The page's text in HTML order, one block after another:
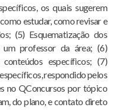
os quais sugerem
estudar, como revisar e
(5) Esquematização dos
um professor da área; (6)
específicos; (7)
respondido pelos
no QConcursos por tópico
do plano, e contato direto